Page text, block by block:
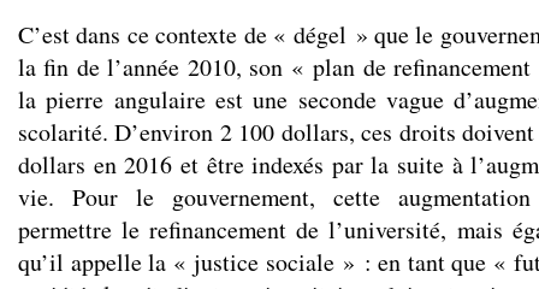
C’est dans ce contexte de « dégel » que le
la fin de l’année 2010, son « plan de
la pierre angulaire est une seconde vague
scolarité. D’environ 2 100 dollars, ces droits doivent
dollars en 2016 et être indexés par la suite à
vie. Pour le gouvernement, cette
permettre le refinancement de l’université, mais
qu’il appelle la « justice sociale » : en tant que «